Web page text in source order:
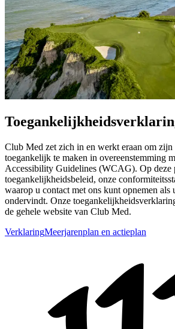
Club Med zet zich in en werkt eraan om zijn
toegankelijk te maken in overeenstemming
Accessibility Guidelines (WCAG). Op deze
toegankelijkheidsbeleid, onze
waarop u contact met ons kunt opnemen als
ondervindt. Onze
de gehele website van Club Med.
VerklaringMeerjarenplan en actieplan